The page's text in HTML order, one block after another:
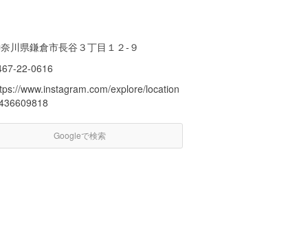
川県鎌倉市長谷３丁目１２-９
22-0616
www.instagram.com/explore/location
Googleで検索